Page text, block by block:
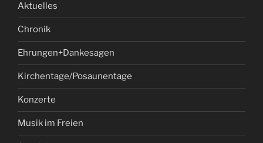
Aktuelles
Chronik
Ehrungen+Dankesagen
Kirchentage/Posaunentage
Konzerte
Musik im Freien